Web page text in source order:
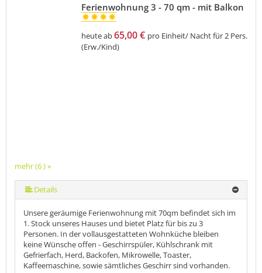
mehr (6 ) »
mehr (6 ) »
mehr (6 ) »
Ferienwohnung 3 - 70 qm - mit Balkon
heute ab65,00 € pro Einheit/ Nacht für 2 Pers.
(Erw./Kind)
Details
Unsere geräumige Ferienwohnung mit 70qm befindet sich im
1. Stock unseres Hauses und bietet Platz für bis zu 3
Personen. In der vollausgestatteten Wohnküche bleiben
keine Wünsche offen - Geschirrspüler, Kühlschrank mit
Gefrierfach, Herd, Backofen, Mikrowelle, Toaster,
Kaffeemaschine, sowie sämtliches Geschirr sind vorhanden.